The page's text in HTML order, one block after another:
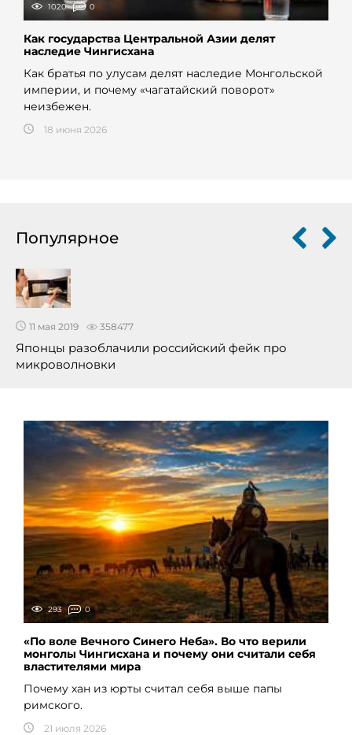
1020 0
Как государства Центральной Азии делят
наследие Чингисхана
Как братья по улусам делят наследие Монгольской
империи, и почему «чагатайский поворот»
неизбежен.
18 июня 2026
Популярное
11 мая 2019 358477
Японцы разоблачили российский фейк про
микроволновки
293 0
«По воле Вечного Синего Неба». Во что верили
монголы Чингисхана и почему они считали себя
властителями мира
Почему хан из юрты считал себя выше папы
римского.
21 июля 2026